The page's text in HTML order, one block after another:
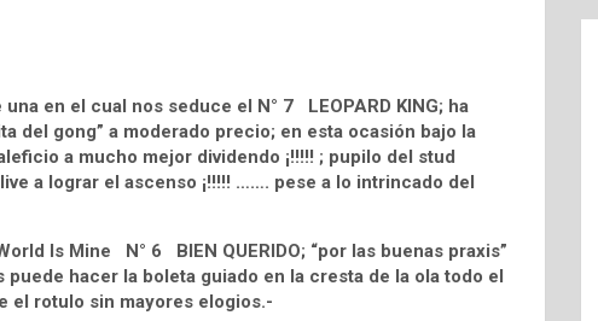
en el cual nos seduce el N° 7 LEOPARD KING; ha
del gong” a moderado precio; en esta ocasión bajo la
a mucho mejor dividendo ¡!!!!! ; pupilo del stud
a lograr el ascenso ¡!!!!! ……. pese a lo intrincado del
Is Mine N° 6 BIEN QUERIDO; “por las buenas praxis”
puede hacer la boleta guiado en la cresta de la ola todo el
el rotulo sin mayores elogios.-